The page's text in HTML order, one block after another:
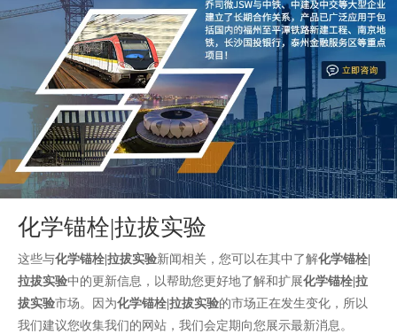
化学锚栓|拉拔实验
这些与化学锚栓|拉拔实验新闻相关，您可以在其中了解化学锚栓|
拉拔实验中的更新信息，以帮助您更好地了解和扩展化学锚栓|拉
拔实验市场。因为化学锚栓|拉拔实验的市场正在发生变化，所以
我们建议您收集我们的网站，我们会定期向您展示最新消息。